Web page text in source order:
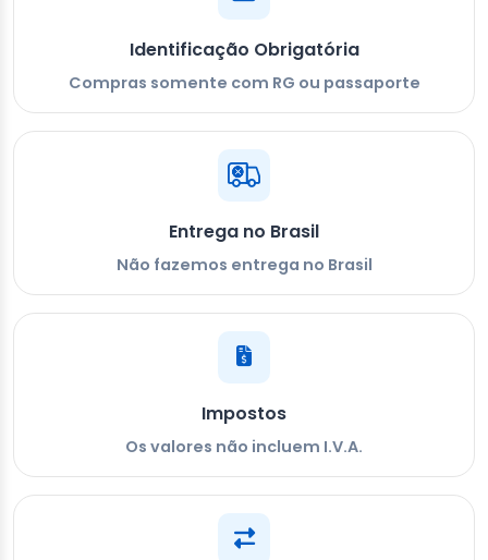
Identificação Obrigatória
Compras somente com RG ou passaporte
Entrega no Brasil
Não fazemos entrega no Brasil
Impostos
Os valores não incluem I.V.A.